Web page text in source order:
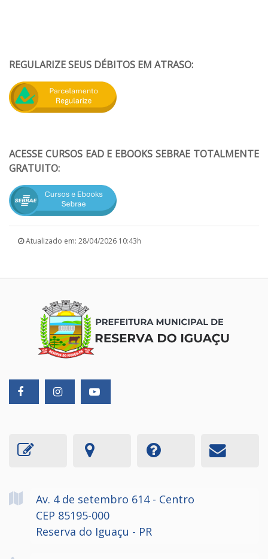
REGULARIZE SEUS DÉBITOS EM ATRASO:
ACESSE CURSOS EAD E EBOOKS SEBRAE TOTALMENTE
GRATUITO:
Atualizado em: 28/04/2026 10:43h
Av. 4 de setembro 614 - Centro
CEP 85195-000
Reserva do Iguaçu - PR